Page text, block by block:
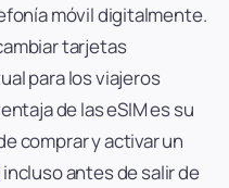
móvil digitalmente.
tarjetas
para los viajeros
de las eSIM es su
comprar y activar un
incluso antes de salir de